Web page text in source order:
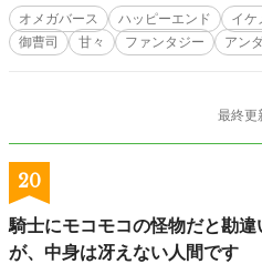
る……？ でもそれは嫌だった。ちゃんと颯と恋をし合っ
て、しっかり気持ちを
そうして慧は颯にちゃ
2位🥰♡ ベスト10入
◇ ◇ ◇ ◇ 2024年 ま
るといいな。よろしく
た。 感想など、ありがとうございます。 意地っ張りな元αの
Ωくんが素直になって
オメガバース ハッピーエンド イケ
御曹司
甘々 ファンタジー アン
最終更
20
騎士にモコモコの怪物だと勘
が、中身は冴えない人間です